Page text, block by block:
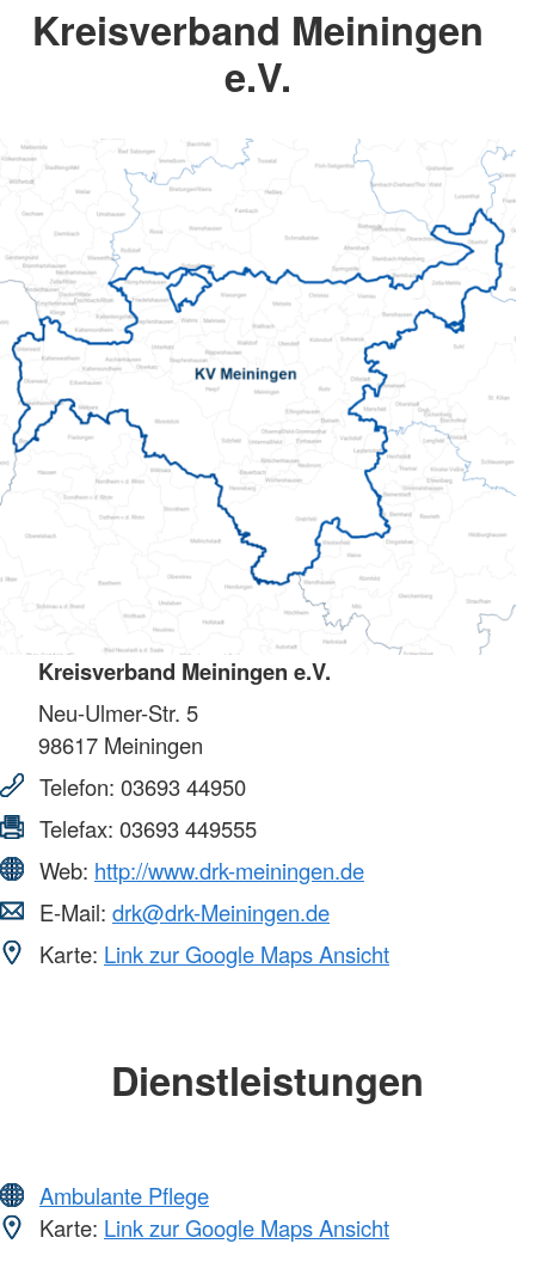
Kreisverband Meiningen
e.V.
Kreisverband Meiningen e.V.
Neu-Ulmer-Str. 5
98617 Meiningen
Telefon: 03693 44950
Telefax: 03693 449555
Web: http://www.drk-meiningen.de
E-Mail: drk@drk-Meiningen.de
Karte: Link zur Google Maps Ansicht
Dienstleistungen
Ambulante Pflege
Karte: Link zur Google Maps Ansicht